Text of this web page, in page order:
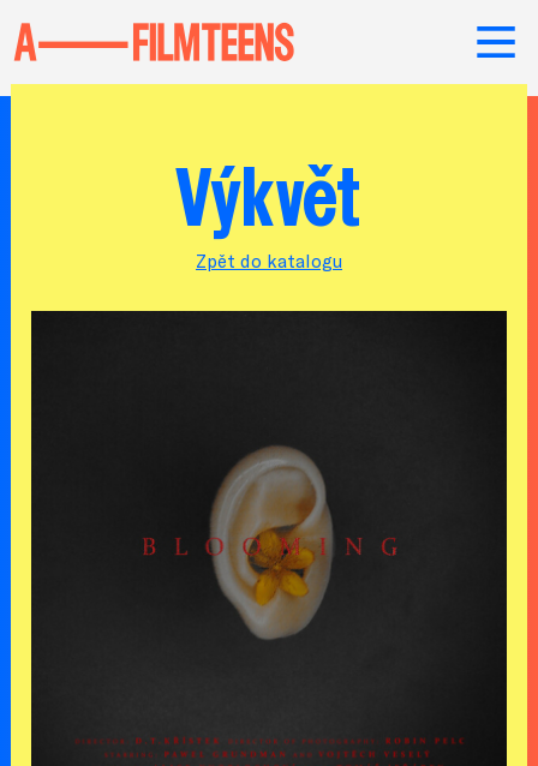
Výkvět
Zpět do katalogu